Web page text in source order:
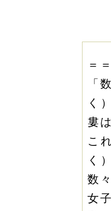
＝
「
く
婁
こ
く
数
女